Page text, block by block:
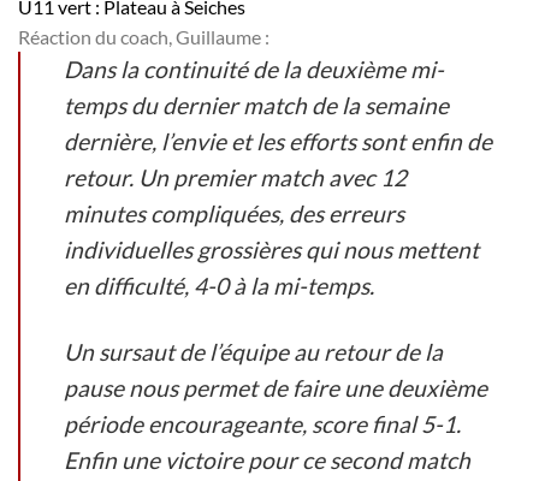
U11 vert : Plateau à Seiches
Réaction du coach, Guillaume :
Dans la continuité de la deuxième mi-
temps du dernier match de la semaine
dernière, l’envie et les efforts sont enfin de
retour. Un premier match avec 12
minutes compliquées, des erreurs
individuelles grossières qui nous mettent
en difficulté, 4-0 à la mi-temps.
Un sursaut de l’équipe au retour de la
pause nous permet de faire une deuxième
période encourageante, score final 5-1.
Enfin une victoire pour ce second match